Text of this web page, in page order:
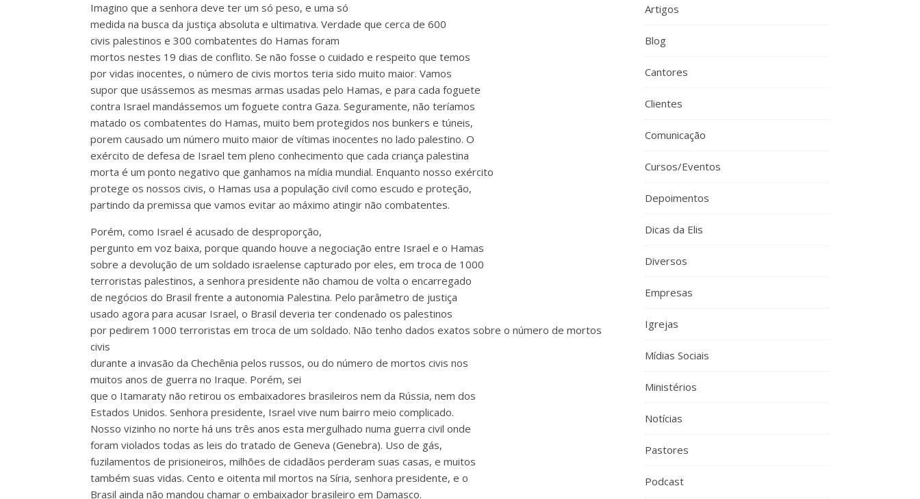
Imagino que a senhora deve ter um só peso, e uma só
medida na busca da justiça absoluta e ultimativa. Verdade que cerca de 600
civis palestinos e 300 combatentes do Hamas foram
mortos nestes 19 dias de conflito. Se não fosse o cuidado e respeito que temos
por vidas inocentes, o número de civis mortos teria sido muito maior. Vamos
supor que usássemos as mesmas armas usadas pelo Hamas, e para cada foguete
contra Israel mandássemos um foguete contra Gaza. Seguramente, não teríamos
matado os combatentes do Hamas, muito bem protegidos nos bunkers e túneis,
porem causado um número muito maior de vítimas inocentes no lado palestino. O
exército de defesa de Israel tem pleno conhecimento que cada criança palestina
morta é um ponto negativo que ganhamos na mídia mundial. Enquanto nosso exército
protege os nossos civis, o Hamas usa a população civil como escudo e proteção,
partindo da premissa que vamos evitar ao máximo atingir não combatentes.
Porém, como Israel é acusado de desproporção,
pergunto em voz baixa, porque quando houve a negociação entre Israel e o Hamas
sobre a devolução de um soldado israelense capturado por eles, em troca de 1000
terroristas palestinos, a senhora presidente não chamou de volta o encarregado
de negócios do Brasil frente a autonomia Palestina. Pelo parâmetro de justiça
usado agora para acusar Israel, o Brasil deveria ter condenado os palestinos
por pedirem 1000 terroristas em troca de um soldado. Não tenho dados exatos sobre o número de mortos
civis
durante a invasão da Chechênia pelos russos, ou do número de mortos civis nos
muitos anos de guerra no Iraque. Porém, sei
que o Itamaraty não retirou os embaixadores brasileiros nem da Rússia, nem dos
Estados Unidos. Senhora presidente, Israel vive num bairro meio complicado.
Nosso vizinho no norte há uns três anos esta mergulhado numa guerra civil onde
foram violados todas as leis do tratado de Geneva (Genebra). Uso de gás,
fuzilamentos de prisioneiros, milhões de cidadãos perderam suas casas, e muitos
também suas vidas. Cento e oitenta mil mortos na Síria, senhora presidente, e o
Brasil ainda não mandou chamar o embaixador brasileiro em Damasco.
Artigos
Blog
Cantores
Clientes
Comunicação
Cursos/Eventos
Depoimentos
Dicas da Elis
Diversos
Empresas
Igrejas
Mídias Sociais
Ministérios
Notícias
Pastores
Podcast